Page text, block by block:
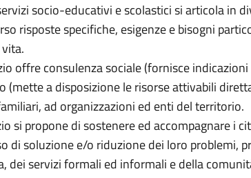
socio-educativi e scolastici si articola in
risposte specifiche, esigenze e bisogni
offre consulenza sociale (fornisce
(mette a disposizione le risorse attivabili
ad organizzazioni ed enti del territorio.
si propone di sostenere ed accompagnare i
di soluzione e/o riduzione dei loro problemi,
dei servizi formali ed informali e della